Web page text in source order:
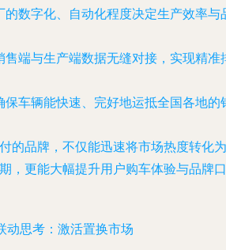
的数字化、自动化程度决定生产效率与
售端与生产端数据无缝对接，实现精准
保车辆能快速、完好地运抵全国各地的
的品牌，不仅能迅速将市场热度转化为
，更能大幅提升用户购车体验与品牌口
动思考：激活置换市场